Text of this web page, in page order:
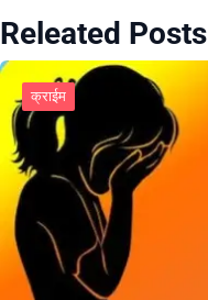
Releated Posts
क्राईम